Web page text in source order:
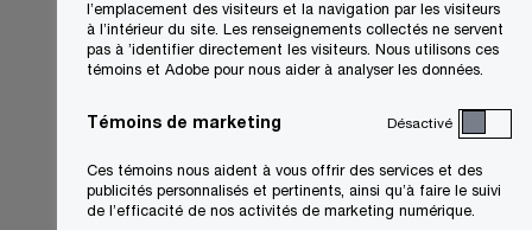
l’emplacement des visiteurs et la navigation par les visiteurs
à l’intérieur du site. Les renseignements collectés ne servent
pas à ’identifier directement les visiteurs. Nous utilisons ces
témoins et Adobe pour nous aider à analyser les données.
Témoins de marketing Désactivé
Ces témoins nous aident à vous offrir des services et des
publicités personnalisés et pertinents, ainsi qu’à faire le suivi
de l’efficacité de nos activités de marketing numérique.